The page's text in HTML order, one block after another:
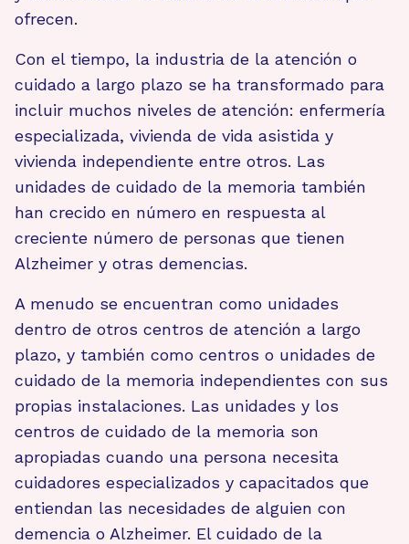
ofrecen.
Con el tiempo, la industria de la atención o
cuidado a largo plazo se ha transformado para
incluir muchos niveles de atención: enfermería
especializada, vivienda de vida asistida y
vivienda independiente entre otros. Las
unidades de cuidado de la memoria también
han crecido en número en respuesta al
creciente número de personas que tienen
Alzheimer y otras demencias.
A menudo se encuentran como unidades
dentro de otros centros de atención a largo
plazo, y también como centros o unidades de
cuidado de la memoria independientes con sus
propias instalaciones. Las unidades y los
centros de cuidado de la memoria son
apropiadas cuando una persona necesita
cuidadores especializados y capacitados que
entiendan las necesidades de alguien con
demencia o Alzheimer. El cuidado de la